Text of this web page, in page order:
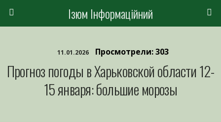
Ізюм Інформаційний
11.01.2026 Просмотрели: 303
Прогноз погоды в Харьковской области 12-
15 января: большие морозы